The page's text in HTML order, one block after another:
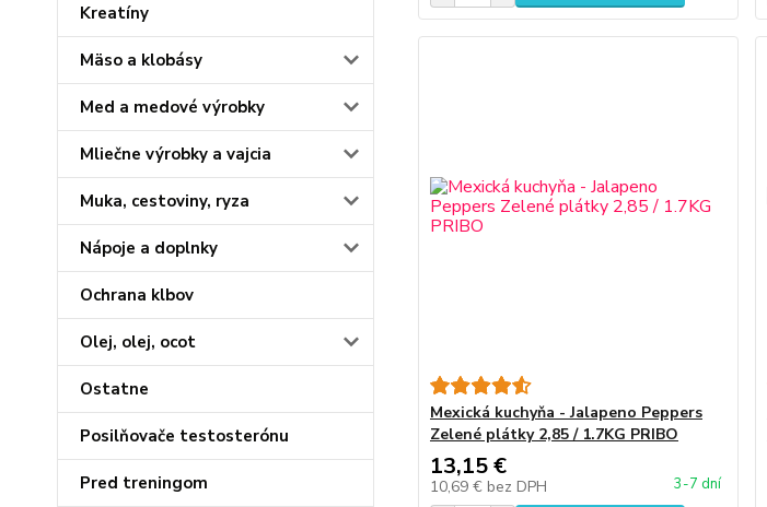
Kreatíny
Mäso a klobásy
Med a medové výrobky
Mliečne výrobky a vajcia
Muka, cestoviny, ryza
Nápoje a doplnky
Ochrana klbov
Olej, olej, ocot
Ostatne
Posilňovače testosterónu
Pred treningom
Mexická kuchyňa - Jalapeno Peppers
Zelené plátky 2,85 / 1.7KG PRIBO
13,15 €
10,69 € bez DPH 3-7 dní